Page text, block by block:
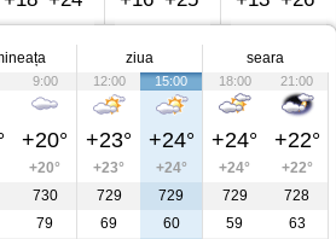
ziua seara
9:00 12:00 15:00 18:00 21:00
+20° +23° +24° +24° +22°
+20° +23° +24° +24°
+22°
730 729 729 729
728
79 69 60 59
63